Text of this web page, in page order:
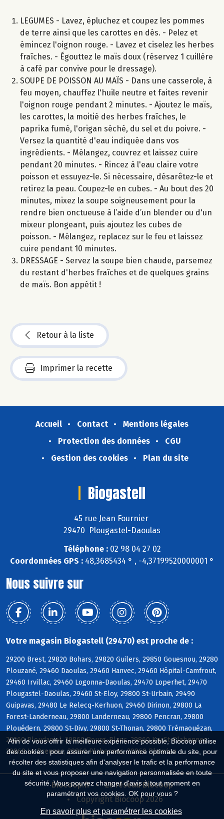
Afin de vous offrir la meilleure expérience possible, Biocoop utilise
des cookies : pour assurer une performance optimale du site, pour
récolter des statistiques afin d'analyser le trafic et la performance
du site et vous proposer une navigation personnalisée en toute
sécurité. Vous pouvez changer d'avis à tout moment en
paramétrant vos cookies. OK pour vous ?
En savoir plus et paramétrer les cookies
LEGUMES - Lavez, épluchez et coupez les pommes
de terre ainsi que les carottes en dés. - Pelez et
émincez l'oignon rouge. - Lavez et ciselez les herbes
fraîches. - Égouttez le maïs doux (réservez 1 cuillère
à café par convive pour le dressage).
SOUPE DE POISSON AU MAÏS - Dans une casserole, à
feu moyen, chauffez l'huile neutre et faites revenir
l'oignon rouge pendant 2 minutes. - Ajoutez le maïs,
les carottes, la moitié des herbes fraîches, le
paprika fumé, l'origan séché, du sel et du poivre. -
Versez la quantité d'eau indiquée dans vos
ingrédients. - Mélangez, couvrez et laissez cuire
pendant 20 minutes. - Rincez à l'eau claire votre
poisson et essuyez-le. Si nécessaire, désarêtez-le et
retirez la peau. Coupez-le en cubes. - Au bout des 20
minutes, mixez la soupe soigneusement pour la
rendre bien onctueuse à l’aide d’un blender ou d'un
mixeur plongeant, puis ajoutez les cubes de
poisson. - Mélangez, replacez sur le feu et laissez
cuire pendant 10 minutes.
DRESSAGE - Servez la soupe bien chaude, parsemez
du restant d'herbes fraîches et de quelques grains
de maïs. Bon appétit !
Retour à la liste
Imprimer la recette
Accueil Contact
Mentions légales
Protection des données
CGU
Gestion des cookies
Plan du site
Biogastell
45 rue Jean Fournier
29470 Plougastel-Daoulas
Téléphone :02 98 04 27 02
Coordonnées GPS : 48,3685434 ° , -4,37199520000001 °
Nous suivre sur
Votre magasin Biogastell (29470) est proche de :
29200 Brest, 29820 Bohars, 29820 Guilers, 29850 Gouesnou, 29280
Plouzané, 29460 Daoulas, 29460 Hanvec, 29460 Hôpital-Camfrout,
29460 Irvillac, 29460 Logonna-Daoulas, 29470 Loperhet, 29470
Plougastel-Daoulas, 29460 St-Eloy, 29800 St-Urbain, 29490
Guipavas, 29480 Le Relecq-Kerhuon, 29460 Dirinon, 29800 La
Forest-Landerneau, 29800 Landerneau, 29800 Pencran, 29800
Plouédern, 29800 St-Divy, 29800 St-Thonan, 29800 Trémaouézan,
29260 Ploudaniel, 29860 Bourg-Blanc, 29860 KerSt-Plabennec,
29860 Le Drennec, 29860 Plabennec, 29860 Plouvien
Biocoop.fr
Le réseau Biocoop
Copyright Biocoop 2026